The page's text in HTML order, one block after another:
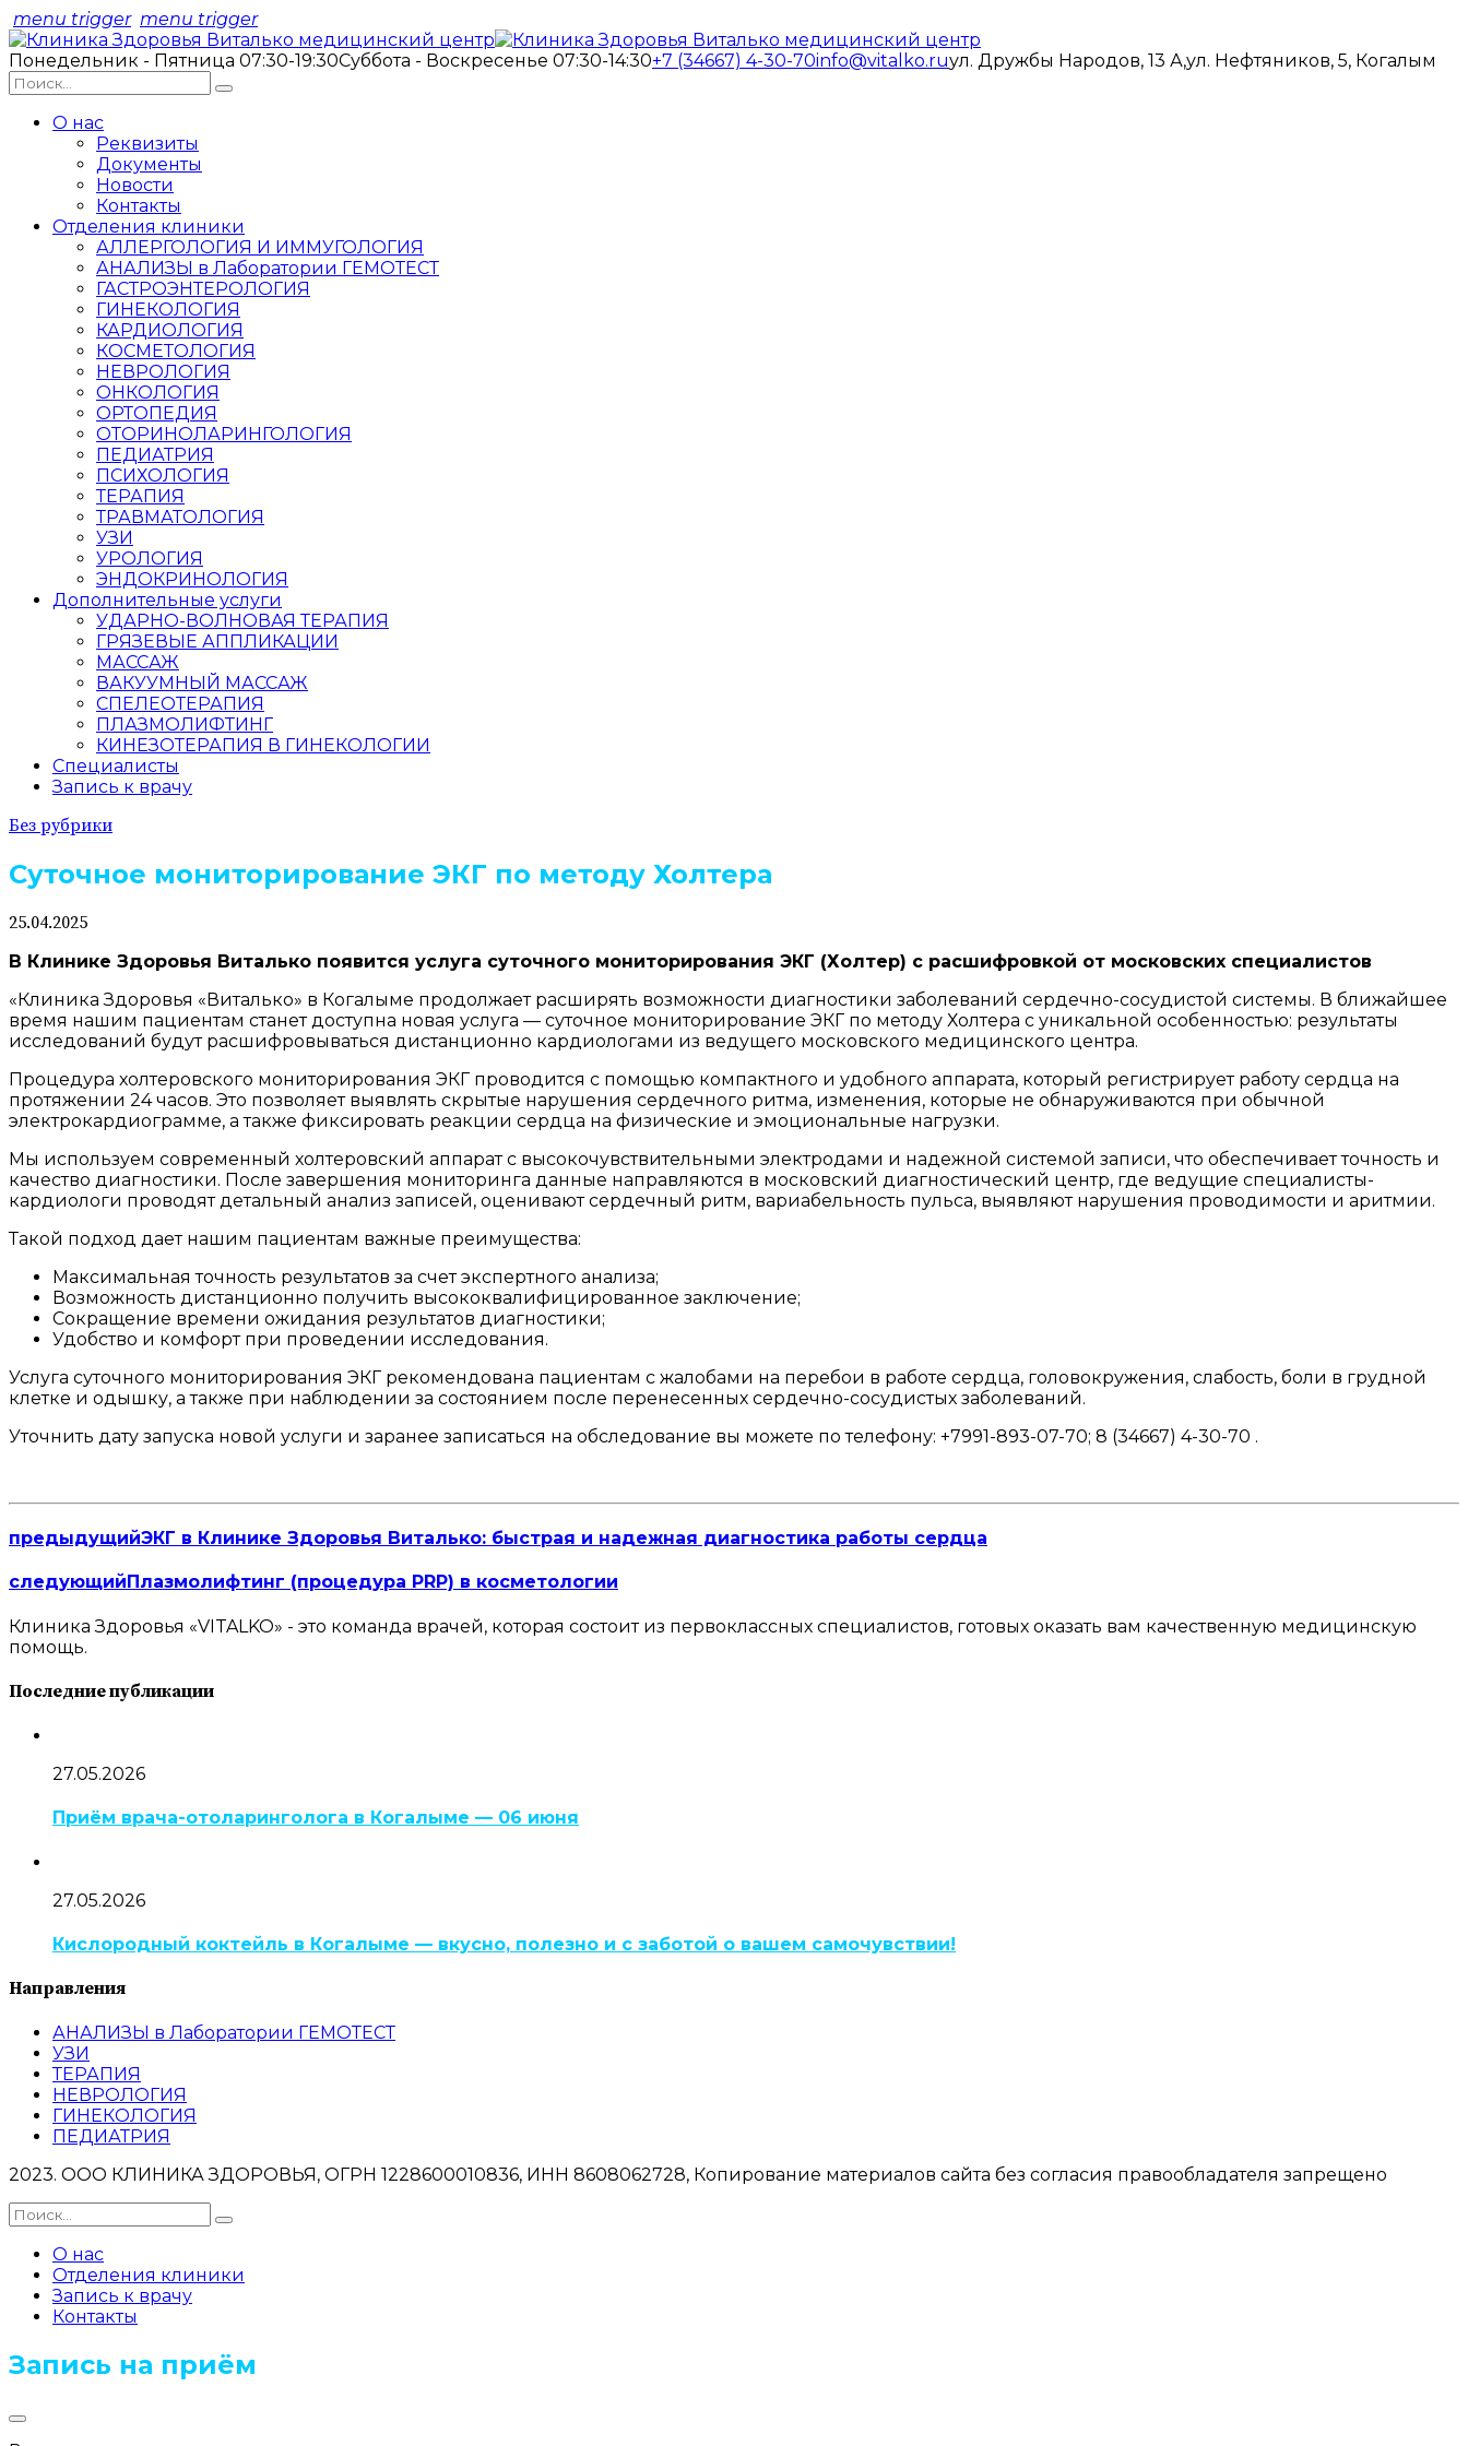
menu trigger menu trigger
Понедельник - Пятница 07:30-19:30Суббота - Воскресенье 07:30-14:30+7 (34667) 4-30-70info@vitalko.ruул. Дружбы Народов, 13 А,ул. Нефтяников, 5, Когалым
О нас
Реквизиты
Документы
Новости
Контакты
Отделения клиники
АЛЛЕРГОЛОГИЯ И ИММУГОЛОГИЯ
АНАЛИЗЫ в Лаборатории ГЕМОТЕСТ
ГАСТРОЭНТЕРОЛОГИЯ
ГИНЕКОЛОГИЯ
КАРДИОЛОГИЯ
КОСМЕТОЛОГИЯ
НЕВРОЛОГИЯ
ОНКОЛОГИЯ
ОРТОПЕДИЯ
ОТОРИНОЛАРИНГОЛОГИЯ
ПЕДИАТРИЯ
ПСИХОЛОГИЯ
ТЕРАПИЯ
ТРАВМАТОЛОГИЯ
УЗИ
УРОЛОГИЯ
ЭНДОКРИНОЛОГИЯ
Дополнительные услуги
УДАРНО-ВОЛНОВАЯ ТЕРАПИЯ
ГРЯЗЕВЫЕ АППЛИКАЦИИ
МАССАЖ
ВАКУУМНЫЙ МАССАЖ
СПЕЛЕОТЕРАПИЯ
ПЛАЗМОЛИФТИНГ
КИНЕЗОТЕРАПИЯ В ГИНЕКОЛОГИИ
Специалисты
Запись к врачу
Без рубрики
Суточное мониторирование ЭКГ по методу Холтера
25.04.2025
В Клинике Здоровья Виталько появится услуга суточного мониторирования ЭКГ (Холтер) с расшифровкой от московских специалистов
«Клиника Здоровья «Виталько» в Когалыме продолжает расширять возможности диагностики заболеваний сердечно-сосудистой системы. В ближайшее
время нашим пациентам станет доступна новая услуга — суточное мониторирование ЭКГ по методу Холтера с уникальной особенностью: результаты
исследований будут расшифровываться дистанционно кардиологами из ведущего московского медицинского центра.
Процедура холтеровского мониторирования ЭКГ проводится с помощью компактного и удобного аппарата, который регистрирует работу сердца на
протяжении 24 часов. Это позволяет выявлять скрытые нарушения сердечного ритма, изменения, которые не обнаруживаются при обычной
электрокардиограмме, а также фиксировать реакции сердца на физические и эмоциональные нагрузки.
Мы используем современный холтеровский аппарат с высокочувствительными электродами и надежной системой записи, что обеспечивает точность и
качество диагностики. После завершения мониторинга данные направляются в московский диагностический центр, где ведущие специалисты-
кардиологи проводят детальный анализ записей, оценивают сердечный ритм, вариабельность пульса, выявляют нарушения проводимости и аритмии.
Такой подход дает нашим пациентам важные преимущества:
Максимальная точность результатов за счет экспертного анализа;
Возможность дистанционно получить высококвалифицированное заключение;
Сокращение времени ожидания результатов диагностики;
Удобство и комфорт при проведении исследования.
Услуга суточного мониторирования ЭКГ рекомендована пациентам с жалобами на перебои в работе сердца, головокружения, слабость, боли в грудной
клетке и одышку, а также при наблюдении за состоянием после перенесенных сердечно-сосудистых заболеваний.
Уточнить дату запуска новой услуги и заранее записаться на обследование вы можете по телефону: +7991-893-07-70; 8 (34667) 4-30-70 .
предыдущийЭКГ в Клинике Здоровья Виталько: быстрая и надежная диагностика работы сердца
следующий Плазмолифтинг (процедура PRP) в косметологии
Клиника Здоровья «VITALKO» - это команда врачей, которая состоит из первоклассных специалистов, готовых оказать вам качественную медицинскую
помощь.
Последние публикации
27.05.2026
Приём врача-отоларинголога в Когалыме — 06 июня
27.05.2026
Кислородный коктейль в Когалыме — вкусно, полезно и с заботой о вашем самочувствии!
Направления
АНАЛИЗЫ в Лаборатории ГЕМОТЕСТ
УЗИ
ТЕРАПИЯ
НЕВРОЛОГИЯ
ГИНЕКОЛОГИЯ
ПЕДИАТРИЯ
2023. ООО КЛИНИКА ЗДОРОВЬЯ, ОГРН 1228600010836, ИНН 8608062728, Копирование материалов сайта без согласия правообладателя запрещено
О нас
Отделения клиники
Запись к врачу
Контакты
Запись на приём